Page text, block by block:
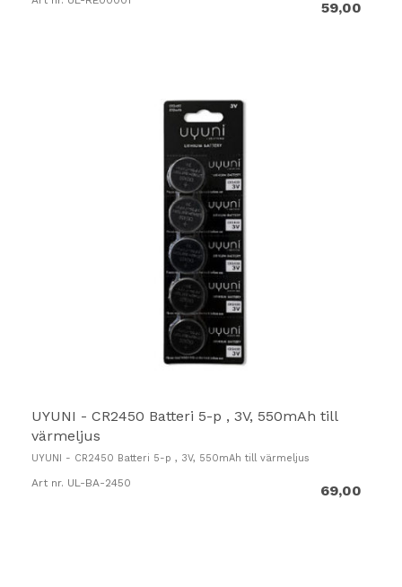
59,00
UYUNI - CR2450 Batteri 5-p , 3V, 550mAh till
värmeljus
UYUNI - CR2450 Batteri 5-p , 3V, 550mAh till värmeljus
Art nr. UL-BA-2450 69,00